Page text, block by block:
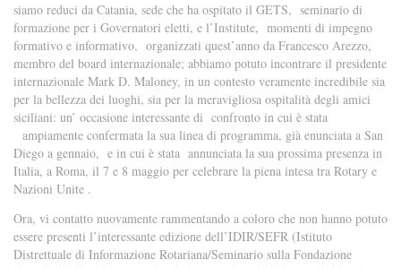
siamo reduci da Catania, sede che ha ospitato il GETS, seminario di
formazione per i Governatori eletti, e l’Institute, momenti di impegno
formativo e informativo, organizzati quest’anno da Francesco Arezzo,
membro del board internazionale; abbiamo potuto incontrare il presidente
internazionale Mark D. Maloney, in un contesto veramente incredibile sia
per la bellezza dei luoghi, sia per la meravigliosa ospitalità degli amici
siciliani: un’ occasione interessante di confronto in cui è stata
ampiamente confermata la sua linea di programma, già enunciata a San
Diego a gennaio, e in cui è stata annunciata la sua prossima presenza in
Italia, a Roma, il 7 e 8 maggio per celebrare la piena intesa tra Rotary e
Nazioni Unite .
Ora, vi contatto nuovamente rammentando a coloro che non hanno potuto
essere presenti l’interessante edizione dell’IDIR/SEFR (Istituto
Distrettuale di Informazione Rotariana/Seminario sulla Fondazione